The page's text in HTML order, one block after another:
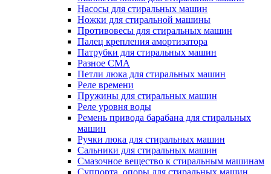
Насосы для стиральных машин
Ножки для стиральной машины
Противовесы для стиральных машин
Палец крепления амортизатора
Патрубки для стиральных машин
Разное СМА
Петли люка для стиральных машин
Реле времени
Пружины для стиральных машин
Реле уровня воды
Ремень привода барабана для стиральных
машин
Ручки люка для стиральных машин
Сальники для стиральных машин
Смазочное вещество к стиральным машинам
Суппорта, опоры для стиральных машин